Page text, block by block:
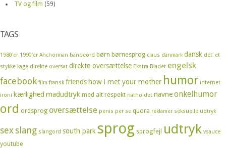
TV og film (59)
TAGS
1980'er 1990'er Anchorman bandeord børn børnesprog claus danmark dansk det' et
stykke kage direkte oversat direkte oversættelse Ekstra Bladet engelsk
facebook film fransk friends how i met your mother humor internet
ironi kærlighed madudtryk med alt respekt natholdet navneonkelhumor
ord ordsprog oversættelse penis per se quora reklamer seksuelle udtryk
sexslang slangord south park sprog sprogfejl udtryk vsauce
youtube